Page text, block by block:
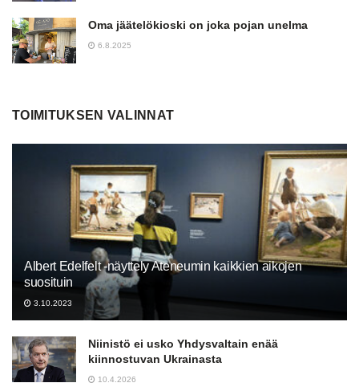
Oma jäätelökioski on joka pojan unelma
6.8.2025
TOIMITUKSEN VALINNAT
Albert Edelfelt -näyttely Ateneumin kaikkien aikojen
suosituin
3.10.2023
Niinistö ei usko Yhdysvaltain enää
kiinnostuvan Ukrainasta
10.4.2026